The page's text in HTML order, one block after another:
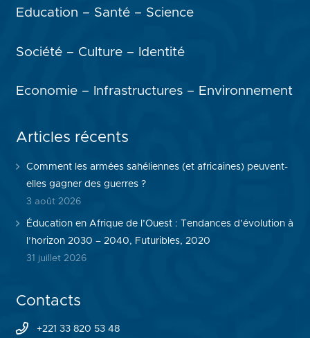
Education – Santé – Science
Société – Culture – Identité
Economie – Infrastructures – Environnement
Articles récents
Comment les armées sahéliennes (et africaines) peuvent-
elles gagner des guerres ?
3 août 2026
Éducation en Afrique de l’Ouest : Tendances d’évolution à
l’horizon 2030 – 2040, Futuribles, 2020
31 juillet 2026
Contacts
+221 33 820 53 48